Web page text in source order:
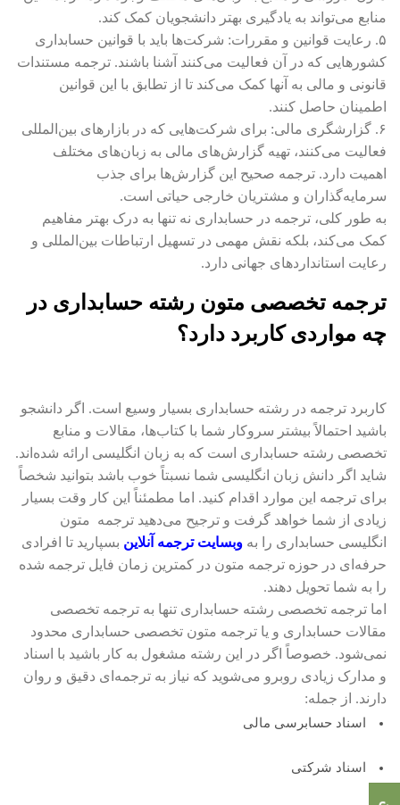
منابع می‌تواند به یادگیری بهتر دانشجویان کمک کند.
۵. رعایت قوانین و مقررات: شرکت‌ها باید با قوانین حسابداری
کشورهایی که در آن فعالیت می‌کنند آشنا باشند. ترجمه مستندات
قانونی و مالی به آنها کمک می‌کند تا از تطابق با این قوانین
اطمینان حاصل کنند.
۶. گزارشگری مالی: برای شرکت‌هایی که در بازارهای بین‌المللی
فعالیت می‌کنند، تهیه گزارش‌های مالی به زبان‌های مختلف
اهمیت دارد. ترجمه صحیح این گزارش‌ها برای جذب
سرمایه‌گذاران و مشتریان خارجی حیاتی است.
به طور کلی، ترجمه در حسابداری نه تنها به درک بهتر مفاهیم
کمک می‌کند، بلکه نقش مهمی در تسهیل ارتباطات بین‌المللی و
رعایت استانداردهای جهانی دارد.
ترجمه تخصصی متون رشته حسابداری در
چه مواردی کاربرد دارد؟
کاربرد ترجمه در رشته حسابداری بسیار وسیع است. اگر دانشجو
باشید احتمالاً بیشتر سروکار شما با کتاب‌ها، مقالات و منابع
تخصصی رشته حسابداری است که به زبان انگلیسی ارائه شده‌اند.
شاید اگر دانش زبان انگلیسی شما نسبتاً خوب باشد بتوانید شخصاً
برای ترجمه این موارد اقدام کنید. اما مطمئناً این کار وقت بسیار
زیادی از شما خواهد گرفت و ترجیح می‌دهید ترجمه متون
انگلیسی حسابداری را به وبسایت ترجمه آنلاین بسپارید تا افرادی
حرفه‌ای در حوزه ترجمه متون در کمترین زمان فایل ترجمه شده
را به شما تحویل دهند.
اما ترجمه تخصصی رشته حسابداری تنها به ترجمه تخصصی
مقالات حسابداری و یا ترجمه متون تخصصی حسابداری محدود
نمی‌شود. خصوصاً اگر در این رشته مشغول به کار باشید با اسناد
و مدارک زیادی روبرو می‌شوید که نیاز به ترجمه‌ای دقیق و روان
دارند. از جمله:
اسناد حسابرسی مالی
اسناد شرکتی